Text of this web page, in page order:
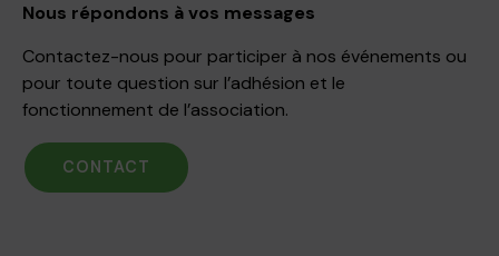
Nous répondons à vos messages
Contactez-nous pour participer à nos événements ou
pour toute question sur l’adhésion et le
fonctionnement de l’association.
CONTACT